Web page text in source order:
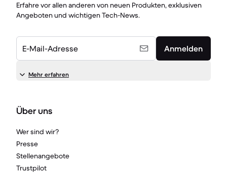
Erfahre vor allen anderen von neuen Produkten, exklusiven
Angeboten und wichtigen Tech-News.
E-Mail-Adresse Anmelden
Mehr erfahren
Über uns
Wer sind wir?
Presse
Stellenangebote
Trustpilot